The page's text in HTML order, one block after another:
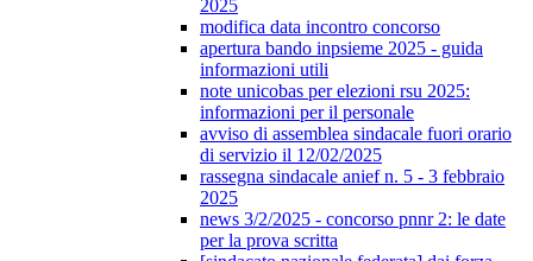
2025
modifica data incontro concorso
apertura bando inpsieme 2025 - guida
informazioni utili
note unicobas per elezioni rsu 2025:
informazioni per il personale
avviso di assemblea sindacale fuori orario
di servizio il 12/02/2025
rassegna sindacale anief n. 5 - 3 febbraio
2025
news 3/2/2025 - concorso pnnr 2: le date
per la prova scritta